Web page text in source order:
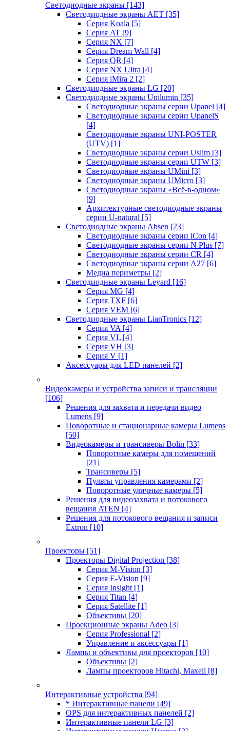
Светодиодные экраны [143]
Светодиодные экраны AET [35]
Cерия Koala [5]
Серия AT [9]
Серия NX [7]
Серия Dream Wall [4]
Серия QR [4]
Серия NX Ultra [4]
Серия iMira 2 [2]
Светодиодные экраны LG [20]
Светодиодные экраны Unilumin [35]
Светодиодные экраны серии Upanel [4]
Светодиодные экраны серии UpanelS
[4]
Светодиодные экраны UNI-POSTER
(UTV) [1]
Светодиодные экраны серии Uslim [3]
Светодиодные экраны серии UTW [3]
Светодиодные экраны UMini [3]
Светодиодные экраны UMicro [3]
Светодиодные экраны «Всё-в-одном»
[9]
Архитектурные светодиодные экраны
серии U-natural [5]
Светодиодные экраны Absen [23]
Светодиодные экраны серии iCon [4]
Светодиодные экраны серии N Plus [7]
Светодиодные экраны серии CR [4]
Светодиодные экраны серии А27 [6]
Медиа периметры [2]
Светодиодные экраны Leyard [16]
Серия MG [4]
Серия TXF [6]
Серия VEM [6]
Светодиодные экраны LianTronics [12]
Серия VA [4]
Серия VL [4]
Серия VH [3]
Серия V [1]
Аксессуары для LED панелей [2]
Видеокамеры и устройства записи и трансляции
[106]
Решения для захвата и передачи видео
Lumens [9]
Поворотные и стационарные камеры Lumens
[50]
Видеокамеры и трансиверы Bolin [33]
Поворотные камеры для помещений
[21]
Трансиверы [5]
Пульты управления камерами [2]
Поворотные уличные камеры [5]
Решения для видеозахвата и потокового
вещания ATEN [4]
Решения для потокового вещания и записи
Extron [10]
Проекторы [51]
Проекторы Digital Projection [38]
Серия M-Vision [3]
Серия E-Vision [9]
Серия Insight [1]
Серия Titan [4]
Серия Satellite [1]
Объективы [20]
Проекционные экраны Adeo [3]
Серия Professional [2]
Управление и аксессуары [1]
Лампы и объективы для проекторов [10]
Объективы [2]
Лампы проекторов Hitachi, Maxell [8]
Интерактивные устройства [94]
* Интерактивные панели [49]
OPS для интерактивных панелей [2]
Интерактивные панели LG [3]